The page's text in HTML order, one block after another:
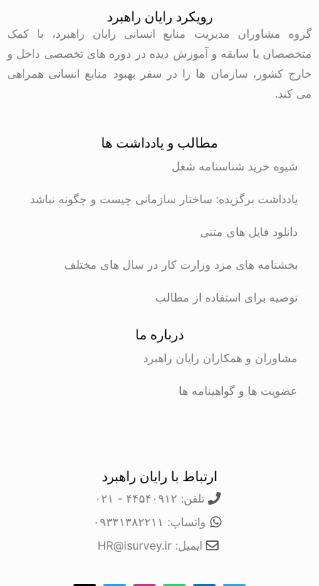
رویکرد رایان راهبرد
گروه مشاوران مدیریت منابع انسانی رایان راهبرد، با کمک
متخصصان با سابقه و آموزش دیده در دوره های تخصصی داخل و
خارج کشور، سازمان ها را در سفر بهبود منابع انسانی همراهی
می کند.
مطالب و یادداشت ها
شیوه خرید شناسنامه شغل
یادداشت برگزیده: ساختار سازمانی چیست و چگونه نباشد
دانلود فایل های متنی
بخشنامه های مزد وزارت کار در سال های مختلف
توصیه برای استفاده از مطالب
درباره ما
مشاوران و همکاران رایان راهبرد
عضویت ها و گواهینامه ها
ارتباط با رایان راهبرد
تلفن: ۴۴۵۴۰۹۱۲ - ۰۲۱
واتساپ: ۰۹۳۳۱۳۸۲۲۱۱
ایمیل: HR@isurvey.ir